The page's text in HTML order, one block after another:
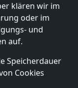
klären wir im
oder im
und
auf.
Speicherdauer
Cookies